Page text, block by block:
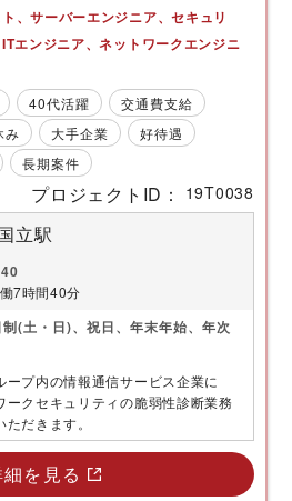
サーバーエンジニア
セキュリ
エンジニア
ネットワークエンジニ
40代活躍
交通費支給
み 大手企業
好待遇
長期案件
プロジェクトID 19T0038
立駅
7時間40分
(土・日)、祝日、年末年始、年次
ープ内の情報通信サービス企業に
ークセキュリティの脆弱性診断業務
だきます。
を見る